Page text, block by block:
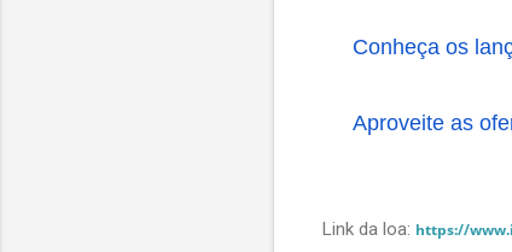
Conheça os
Aproveite as
Link da loa: https://